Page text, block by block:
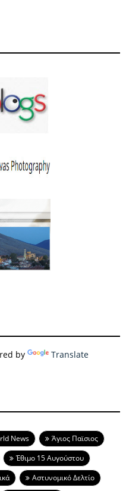
by Translate
News
Άγιος Παϊσιος
Έθιμο 15 Αυγούστου
Αστυνομικό Δελτίο